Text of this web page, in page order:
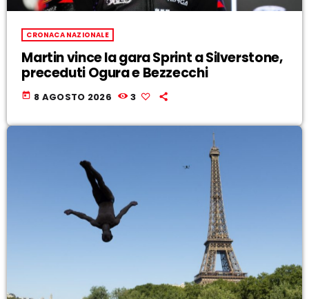
CRONACA NAZIONALE
Martin vince la gara Sprint a Silverstone,
preceduti Ogura e Bezzecchi
today 8 AGOSTO 2026 3